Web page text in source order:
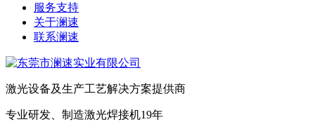
服务支持
关于澜速
联系澜速
激光设备及生产工艺解决方案提供商
专业研发、制造激光焊接机19年